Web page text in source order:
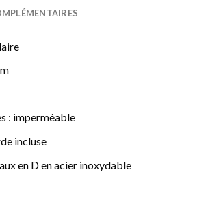
: imperméable
incluse
en D en acier inoxydable